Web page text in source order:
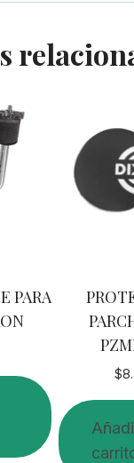
PARA
$